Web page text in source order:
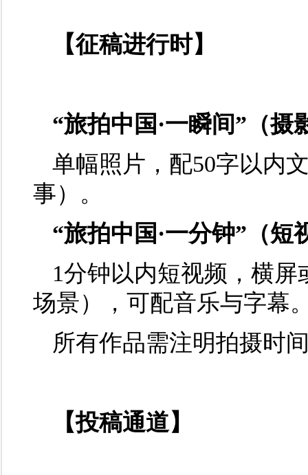
【征稿进行时】
“旅拍中国·一瞬间”（摄
单幅照片，配50字以内
事）。
“旅拍中国·一分钟”（短
1分钟以内短视频，横
场景），可配音乐与字幕
所有作品需注明拍摄时
【投稿通道】